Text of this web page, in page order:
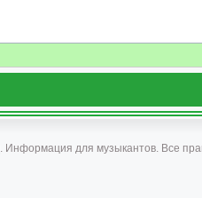
. Информация для музыкантов. Все